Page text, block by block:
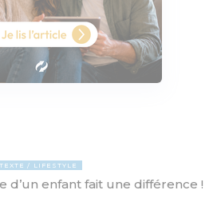
LIFESTYLE
d’un enfant fait une différence !